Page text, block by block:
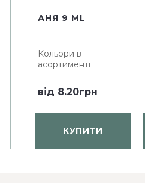
АНЯ 9 ML
Кольори в
асортименті
від 8.20грн
КУПИТИ